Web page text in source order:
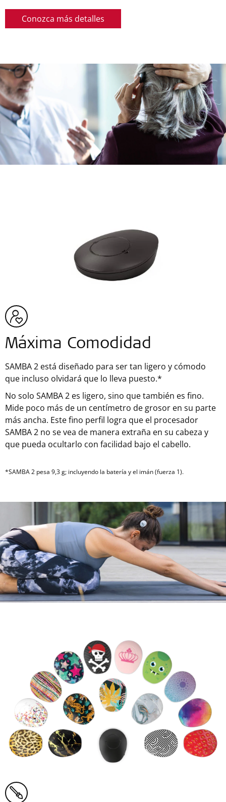
Conozca más detalles
Máxima Comodidad
SAMBA 2 está diseñado para ser tan ligero y cómodo
que incluso olvidará que lo lleva puesto.*
No solo SAMBA 2 es ligero, sino que también es fino.
Mide poco más de un centímetro de grosor en su parte
más ancha. Este fino perfil logra que el procesador
SAMBA 2 no se vea de manera extraña en su cabeza y
que pueda ocultarlo con facilidad bajo el cabello.
*SAMBA 2 pesa 9,3 g; incluyendo la batería y el imán (fuerza 1).